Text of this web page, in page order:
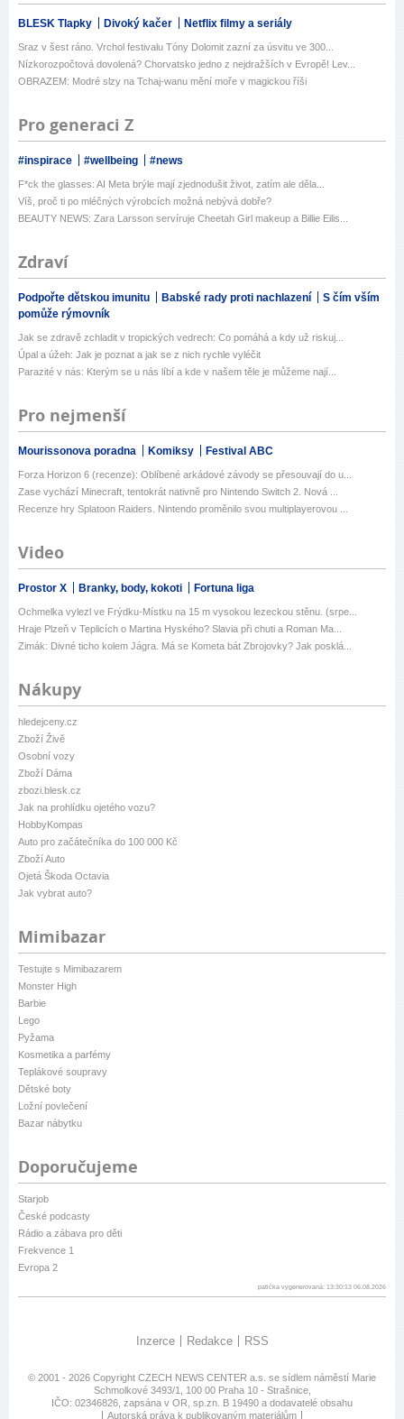
BLESK Tlapky Divoký kačer Netflix filmy a seriály
Sraz v šest ráno. Vrchol festivalu Tóny Dolomit zazní za úsvitu ve 300...
Nízkorozpočtová dovolená? Chorvatsko jedno z nejdražších v Evropě! Lev...
OBRAZEM: Modré slzy na Tchaj-wanu mění moře v magickou říši
Pro generaci Z
#inspirace #wellbeing #news
F*ck the glasses: AI Meta brýle mají zjednodušit život, zatím ale děla...
Víš, proč ti po mléčných výrobcích možná nebývá dobře?
BEAUTY NEWS: Zara Larsson servíruje Cheetah Girl makeup a Billie Eilis...
Zdraví
Podpořte dětskou imunitu Babské rady proti nachlazení
S čím vším
pomůže rýmovník
Jak se zdravě zchladit v tropických vedrech: Co pomáhá a kdy už riskuj...
Úpal a úžeh: Jak je poznat a jak se z nich rychle vyléčit
Parazité v nás: Kterým se u nás líbí a kde v našem těle je můžeme nají...
Pro nejmenší
Mourissonova poradna Komiksy Festival ABC
Forza Horizon 6 (recenze): Oblíbené arkádové závody se přesouvají do u...
Zase vychází Minecraft, tentokrát nativně pro Nintendo Switch 2. Nová ...
Recenze hry Splatoon Raiders. Nintendo proměnilo svou multiplayerovou ...
Video
Prostor X Branky, body, kokoti Fortuna liga
Ochmelka vylezl ve Frýdku-Místku na 15 m vysokou lezeckou stěnu. (srpe...
Hraje Plzeň v Teplicích o Martina Hyského? Slavia při chuti a Roman Ma...
Zimák: Divné ticho kolem Jágra. Má se Kometa bát Zbrojovky? Jak posklá...
Nákupy
hledejceny.cz
Zboží Živě
Osobní vozy
Zboží Dáma
zbozi.blesk.cz
Jak na prohlídku ojetého vozu?
HobbyKompas
Auto pro začátečníka do 100 000 Kč
Zboží Auto
Ojetá Škoda Octavia
Jak vybrat auto?
Mimibazar
Testujte s Mimibazarem
Monster High
Barbie
Lego
Pyžama
Kosmetika a parfémy
Teplákové soupravy
Dětské boty
Ložní povlečení
Bazar nábytku
Doporučujeme
Starjob
České podcasty
Rádio a zábava pro děti
Frekvence 1
Evropa 2
patička vygenerovaná: 13:30:13 06.08.2026
Inzerce Redakce RSS
© 2001 - 2026 Copyright CZECH NEWS CENTER a.s. se sídlem náměstí Marie
Schmolkové 3493/1, 100 00 Praha 10 - Strašnice,
IČO: 02346826, zapsána v OR, sp.zn. B 19490 a dodavatelé obsahu
Autorská práva k publikovaným materiálům